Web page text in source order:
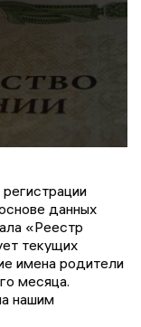
данных
«Реестр
текущих
имена родители
месяца.
нашим